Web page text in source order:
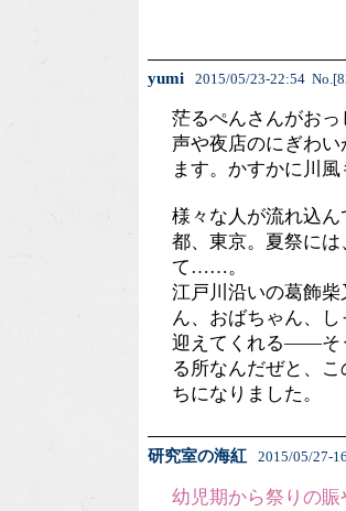
yumi 2015/05/23-22:54
茫るぺんさんがお
声や夜店のにぎわ
ます。かすかに川
様々な人が流れ込
都、東京。夏祭に
て……。
江戸川沿いの葛飾
ん、おばちゃん、
迎えてくれる――そ
る所なんだぜと、
ちになりました。
研究室の海紅 2015/05/27-
幼児期から祭りの